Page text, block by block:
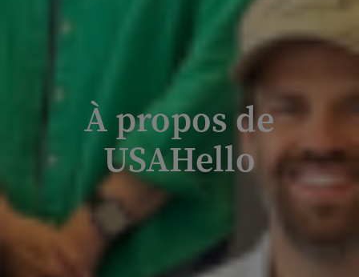
À propos de
USAHello